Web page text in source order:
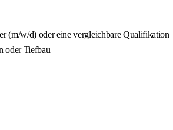
(m/w/d) oder eine vergleichbare Qualifikation
oder Tiefbau